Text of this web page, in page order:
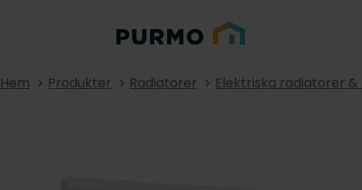
Hem Produkter Radiatorer Elektriska radiatorer